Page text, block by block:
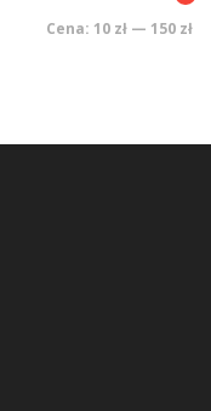
Cena: 10 zł — 150 zł